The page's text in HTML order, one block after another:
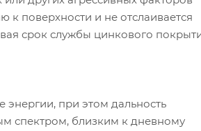
поверхности и не отслаивается
срок службы цинкового
при этом дальность
спектром, близким к дневному